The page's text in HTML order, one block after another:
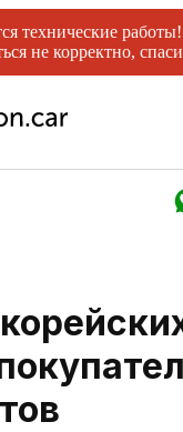
технические
не корректно,